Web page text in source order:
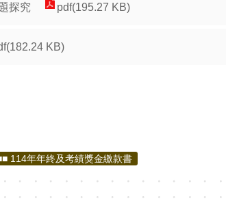
探究 pdf(195.27 KB)
KB)
114年年終及考績獎金繳款書